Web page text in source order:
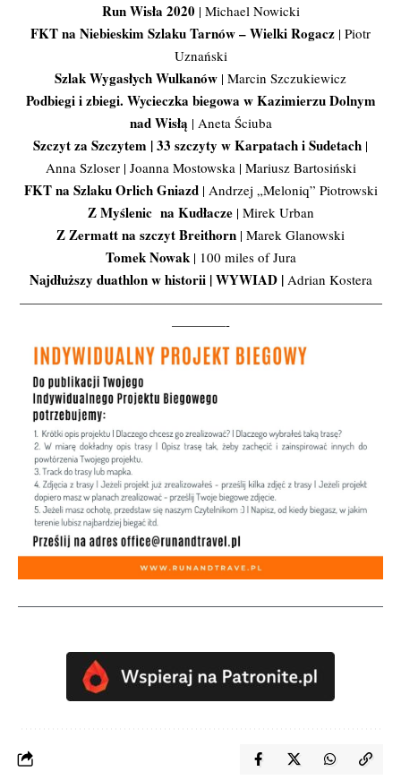
Run Wisła 2020| Michael Nowicki
FKT na Niebieskim Szlaku Tarnów – Wielki Rogacz | Piotr
Uznański
Szlak Wygasłych Wulkanów | Marcin Szczukiewicz
Podbiegi i zbiegi. Wycieczka biegowa w Kazimierzu Dolnym
nad Wisłą | Aneta Ściuba
Szczyt za Szczytem | 33 szczyty w Karpatach i Sudetach |
Anna Szloser | Joanna Mostowska | Mariusz Bartosiński
FKT na Szlaku Orlich Gniazd | Andrzej „Meloniq” Piotrowski
Z Myślenic na Kudłacze| Mirek Urban
Z Zermatt na szczyt Breithorn | Marek Glanowski
Tomek Nowak| 100 miles of Jura
Najdłuższy duathlon w historii | WYWIAD | Adrian Kostera
———————————————————————————
————-